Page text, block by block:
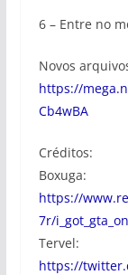
6 – Entre no
Novos
https://
Cb4wBA
Créditos:
Boxuga:
https://
7r/
Tervel:
https://